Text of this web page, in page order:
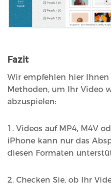
Fazit
Wir empfehlen hier
Methoden, um Ihr Video
abzuspielen:
1. Videos auf MP4, M4V
iPhone kann nur das
diesen Formaten
2. Checken Sie, ob Ihr